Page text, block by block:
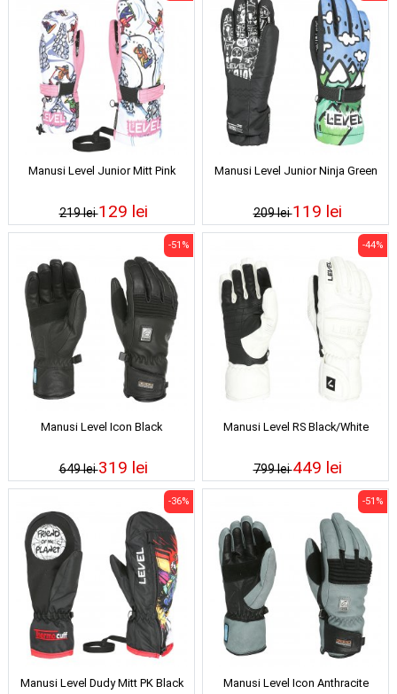
Manusi Level Junior Mitt Pink
219 lei129 lei
Manusi Level Junior Ninja Green
209 lei119 lei
Manusi Level Icon Black
649 lei
-51%
319 lei
Manusi Level RS Black/White
799 lei
-44%
449 lei
Manusi Level Dudy Mitt PK Black
-36%
Manusi Level Icon Anthracite
-51%